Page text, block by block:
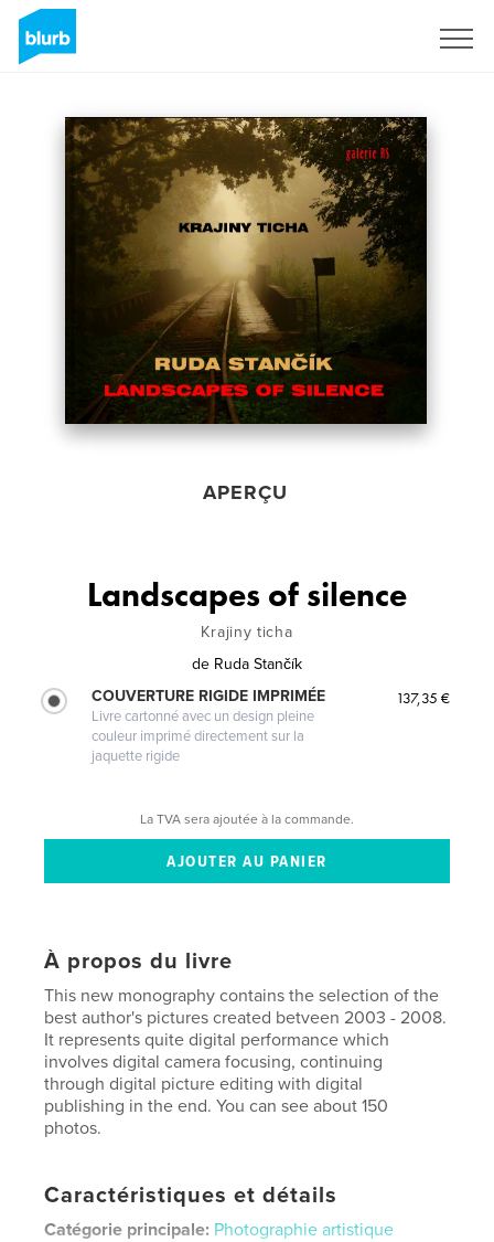
APERÇU
Landscapes of silence
Krajiny ticha
de Ruda Stančík
COUVERTURE RIGIDE IMPRIMÉE
Livre cartonné avec un design pleine
couleur imprimé directement sur la
jaquette rigide
137,35 €
La TVA sera ajoutée à la commande.
À propos du livre
This new monography contains the selection of the
best author's pictures created betveen 2003 - 2008.
It represents quite digital performance which
involves digital camera focusing, continuing
through digital picture editing with digital
publishing in the end. You can see about 150
photos.
Caractéristiques et détails
Catégorie principale: Photographie artistique